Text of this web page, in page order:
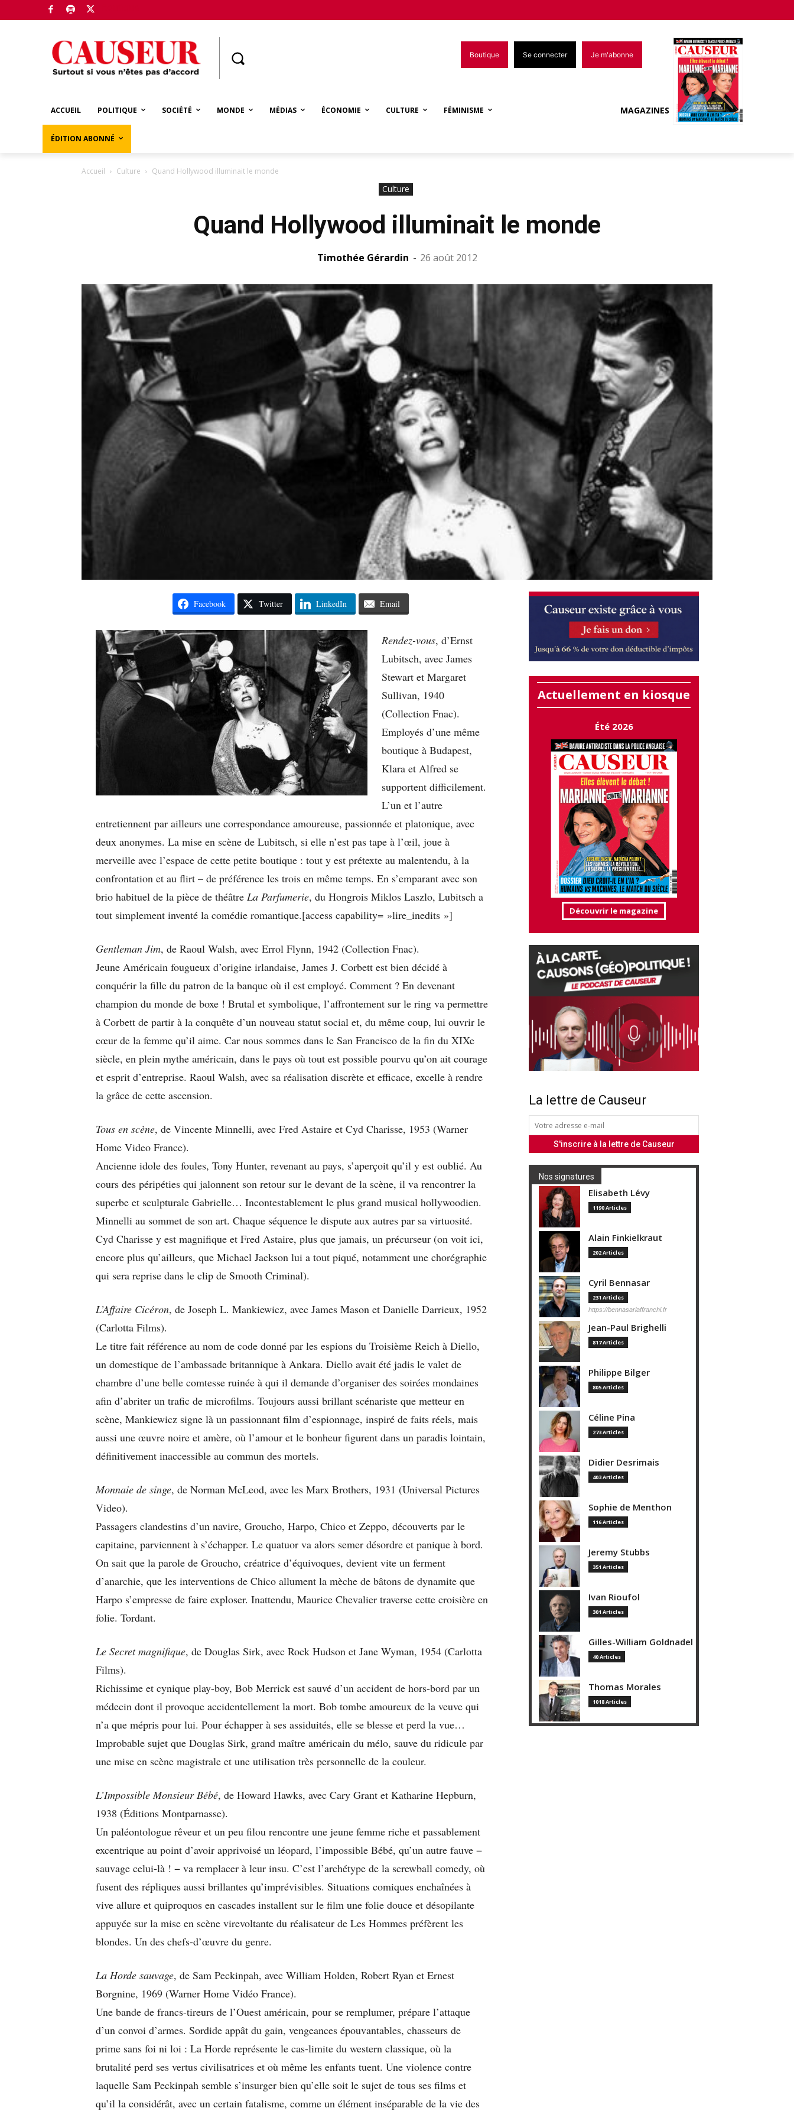
Boutique Se connecter Je m'abonne
ACCUEIL POLITIQUE SOCIÉTÉ MONDE MÉDIAS ÉCONOMIE CULTURE FÉMINISME
ÉDITION ABONNÉ
MAGAZINES
Accueil Culture Quand Hollywood illuminait le monde
Culture
Quand Hollywood illuminait le monde
Timothée Gérardin - 26 août 2012
Facebook Twitter LinkedIn Email
Rendez-vous, d’Ernst
Lubitsch, avec James
Stewart et Margaret
Sullivan, 1940
(Collection Fnac).
Employés d’une même
boutique à Budapest,
Klara et Alfred se
supportent difficilement.
L’un et l’autre
entretiennent par ailleurs une correspondance amoureuse, passionnée et platonique, avec
deux anonymes. La mise en scène de Lubitsch, si elle n’est pas tape à l’œil, joue à
merveille avec l’espace de cette petite boutique : tout y est prétexte au malentendu, à la
confrontation et au flirt – de préférence les trois en même temps. En s’emparant avec son
brio habituel de la pièce de théâtre La Parfumerie, du Hongrois Miklos Laszlo, Lubitsch a
tout simplement inventé la comédie romantique.[access capability= »lire_inedits »]
Gentleman Jim, de Raoul Walsh, avec Errol Flynn, 1942 (Collection Fnac).
Jeune Américain fougueux d’origine irlandaise, James J. Corbett est bien décidé à
conquérir la fille du patron de la banque où il est employé. Comment ? En devenant
champion du monde de boxe ! Brutal et symbolique, l’affrontement sur le ring va permettre
à Corbett de partir à la conquête d’un nouveau statut social et, du même coup, lui ouvrir le
cœur de la femme qu’il aime. Car nous sommes dans le San Francisco de la fin du XIXe
siècle, en plein mythe américain, dans le pays où tout est possible pourvu qu’on ait courage
et esprit d’entreprise. Raoul Walsh, avec sa réalisation discrète et efficace, excelle à rendre
la grâce de cette ascension.
Tous en scène, de Vincente Minnelli, avec Fred Astaire et Cyd Charisse, 1953 (Warner
Home Video France).
Ancienne idole des foules, Tony Hunter, revenant au pays, s’aperçoit qu’il y est oublié. Au
cours des péripéties qui jalonnent son retour sur le devant de la scène, il va rencontrer la
superbe et sculpturale Gabrielle… Incontestablement le plus grand musical hollywoodien.
Minnelli au sommet de son art. Chaque séquence le dispute aux autres par sa virtuosité.
Cyd Charisse y est magnifique et Fred Astaire, plus que jamais, un précurseur (on voit ici,
encore plus qu’ailleurs, que Michael Jackson lui a tout piqué, notamment une chorégraphie
qui sera reprise dans le clip de Smooth Criminal).
L’Affaire Cicéron, de Joseph L. Mankiewicz, avec James Mason et Danielle Darrieux, 1952
(Carlotta Films).
Le titre fait référence au nom de code donné par les espions du Troisième Reich à Diello,
un domestique de l’ambassade britannique à Ankara. Diello avait été jadis le valet de
chambre d’une belle comtesse ruinée à qui il demande d’organiser des soirées mondaines
afin d’abriter un trafic de microfilms. Toujours aussi brillant scénariste que metteur en
scène, Mankiewicz signe là un passionnant film d’espionnage, inspiré de faits réels, mais
aussi une œuvre noire et amère, où l’amour et le bonheur figurent dans un paradis lointain,
définitivement inaccessible au commun des mortels.
Monnaie de singe, de Norman McLeod, avec les Marx Brothers, 1931 (Universal Pictures
Video).
Passagers clandestins d’un navire, Groucho, Harpo, Chico et Zeppo, découverts par le
capitaine, parviennent à s’échapper. Le quatuor va alors semer désordre et panique à bord.
On sait que la parole de Groucho, créatrice d’équivoques, devient vite un ferment
d’anarchie, que les interventions de Chico allument la mèche de bâtons de dynamite que
Harpo s’empresse de faire exploser. Inattendu, Maurice Chevalier traverse cette croisière en
folie. Tordant.
Le Secret magnifique, de Douglas Sirk, avec Rock Hudson et Jane Wyman, 1954 (Carlotta
Films).
Richissime et cynique play-boy, Bob Merrick est sauvé d’un accident de hors-bord par un
médecin dont il provoque accidentellement la mort. Bob tombe amoureux de la veuve qui
n’a que mépris pour lui. Pour échapper à ses assiduités, elle se blesse et perd la vue…
Improbable sujet que Douglas Sirk, grand maître américain du mélo, sauve du ridicule par
une mise en scène magistrale et une utilisation très personnelle de la couleur.
L’Impossible Monsieur Bébé, de Howard Hawks, avec Cary Grant et Katharine Hepburn,
1938 (Éditions Montparnasse).
Un paléontologue rêveur et un peu filou rencontre une jeune femme riche et passablement
excentrique au point d’avoir apprivoisé un léopard, l’impossible Bébé, qu’un autre fauve −
sauvage celui-là ! − va remplacer à leur insu. C’est l’archétype de la screwball comedy, où
fusent des répliques aussi brillantes qu’imprévisibles. Situations comiques enchaînées à
vive allure et quiproquos en cascades installent sur le film une folie douce et désopilante
appuyée sur la mise en scène virevoltante du réalisateur de Les Hommes préfèrent les
blondes. Un des chefs-d’œuvre du genre.
La Horde sauvage, de Sam Peckinpah, avec William Holden, Robert Ryan et Ernest
Borgnine, 1969 (Warner Home Vidéo France).
Une bande de francs-tireurs de l’Ouest américain, pour se remplumer, prépare l’attaque
d’un convoi d’armes. Sordide appât du gain, vengeances épouvantables, chasseurs de
prime sans foi ni loi : La Horde représente le cas-limite du western classique, où la
brutalité perd ses vertus civilisatrices et où même les enfants tuent. Une violence contre
laquelle Sam Peckinpah semble s’insurger bien qu’elle soit le sujet de tous ses films et
qu’il la considérât, avec un certain fatalisme, comme un élément inséparable de la vie des
Actuellement en kiosque
Été 2026
Découvrir le magazine
La lettre de Causeur
Nos signatures
Elisabeth Lévy
1190 Articles
Alain Finkielkraut
202 Articles
Cyril Bennasar
231 Articles
https://bennasarlaffranchi.fr
Jean-Paul Brighelli
817 Articles
Philippe Bilger
805 Articles
Céline Pina
273 Articles
Didier Desrimais
403 Articles
Sophie de Menthon
116 Articles
Jeremy Stubbs
351 Articles
Ivan Rioufol
301 Articles
Gilles-William Goldnadel
40 Articles
Thomas Morales
1018 Articles